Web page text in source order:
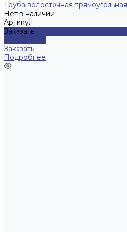
Труба водосточная прямоугольная
Нет в наличии
Артикул
Заказать
Заказать
Подробнее